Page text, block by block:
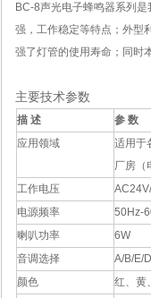
BC-8声光电子蜂鸣器系列
强，工作稳定等特点；外型
强了灯管的使用寿命；同时
主要技术参数
描 述
参 数
应用领域
适用于
厂房（
工作电压
电源频率
50Hz-
喇叭功率
6W
音调选择
A/B/E/
颜色
红、黄